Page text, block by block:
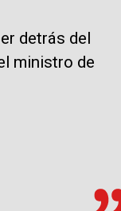
detrás del
ministro de